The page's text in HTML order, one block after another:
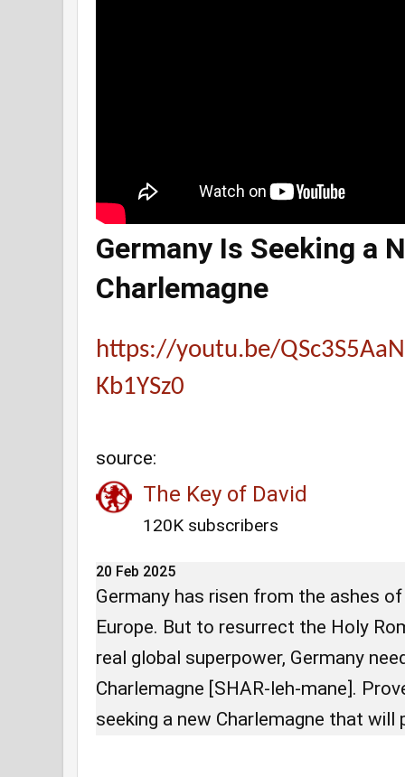
Germany Is Seeking a
Charlemagne
https://youtu.be/
Kb1YSz0
source:
The Key of David
120K subscribers
20 Feb 2025
Germany has risen from the ashes
Europe. But to resurrect the Holy
real global superpower, Germany
Charlemagne [SHAR-leh-mane].
seeking a new Charlemagne that